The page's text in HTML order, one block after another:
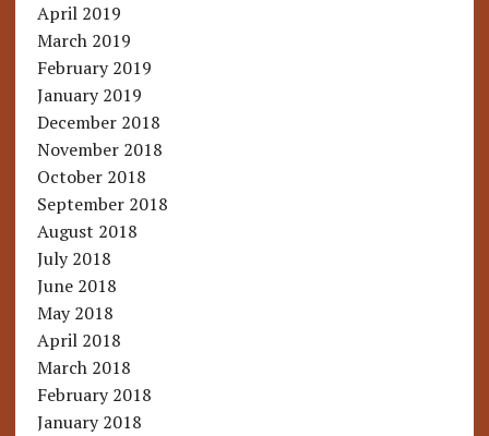
April 2019
March 2019
February 2019
January 2019
December 2018
November 2018
October 2018
September 2018
August 2018
July 2018
June 2018
May 2018
April 2018
March 2018
February 2018
January 2018